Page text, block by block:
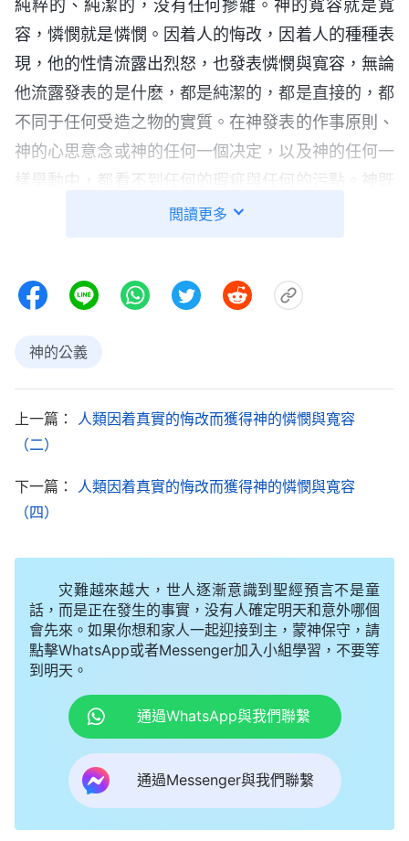
純粹的、純潔的，没有任何摻雜。神的寬容就是寬
容，憐憫就是憐憫。因着人的悔改，因着人的種種表
現，他的性情流露出烈怒，也發表憐憫與寬容，無論
他流露發表的是什麽，都是純潔的，都是直接的，都
不同于任何受造之物的實質。在神發表的作事原則、
神的心思意念或神的任何一個决定，以及神的任何一
樣舉動中，都看不到任何的瑕疵與任何的污點。神既
這樣决定了，既這樣作了，他就這樣成就，這樣的結
是受造之物不具備的，是聖潔無瑕的，也是經得住推
到了神獨一無二的公義性情的另外一方面呢？在人類
中有没有任何人具備這樣的性情呢？有没有任何人具
備神這樣的烈怒呢？有没有任何人具備神這樣的憐憫
與寬容呢？在受造之物中，有誰能大發烈怒决定毁滅
方式與原則發表着他的公義性情，他不受任何人事物
的左右與限制。在他獨有的性情裏，没有人能改變他
的心思與意念，也没有人能説服他、改變他的任何一
個决斷。受造之物的一切行為與心思都在他公義性情
的判决之下，是發出烈怒，還是施下憐憫，没有人能
掌控得了，只有造物主的實質也就是造物主的公義性
情來决定，這就是造物主公義性情的獨一無二！
通過解讀神對尼尼微人態度的先後轉變，你們能
閲讀更多
神的公義
上一篇： 人類因着真實的悔改而獲得神的憐憫與寬容
（二）
下一篇： 人類因着真實的悔改而獲得神的憐憫與寬容
（四）
灾難越來越大，世人逐漸意識到聖經預言不是童
話，而是正在發生的事實，没有人確定明天和意外哪個
會先來。如果你想和家人一起迎接到主，蒙神保守，請
點擊WhatsApp或者Messenger加入小組學習，不要等
到明天。
通過WhatsApp與我們聯繫
通過Messenger與我們聯繫